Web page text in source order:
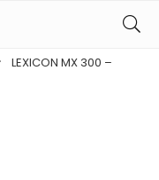
LEXICON MX 300 –